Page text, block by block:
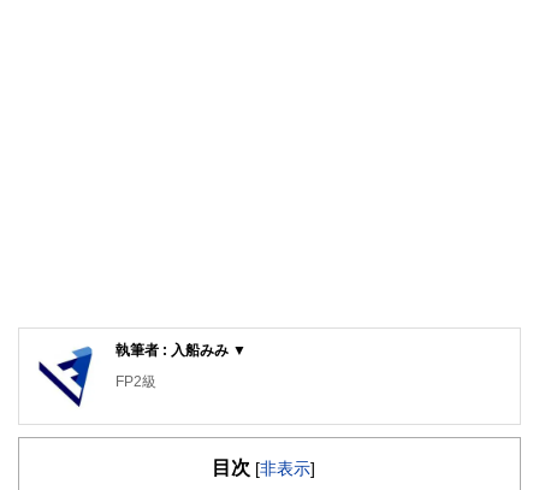
執筆者 : 入船みみ ▼
FP2級
目次 [非表示]